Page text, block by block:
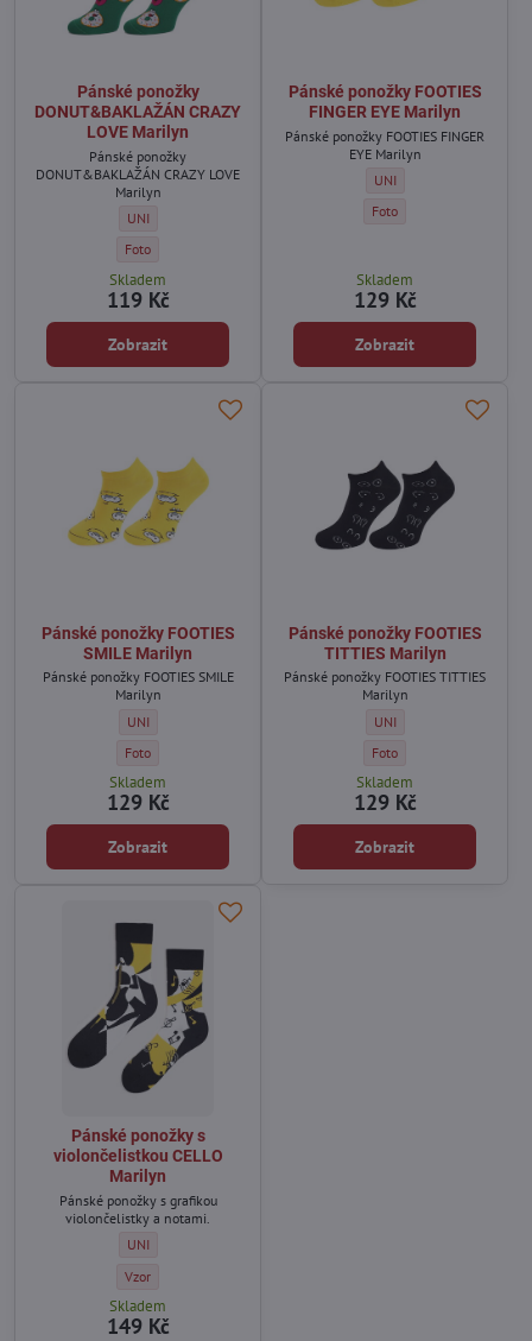
Pánské ponožky
DONUT&BAKLAŽÁN CRAZY
LOVE Marilyn
Pánské ponožky
DONUT&BAKLAŽÁN CRAZY LOVE
Marilyn
Pánské ponožky DONUT&BAKLAŽÁN CRAZY LOVE Marilyn -
UNI
Pánské ponožky DONUT&BAKLAŽÁN CRAZY LOVE Marilyn - Barva:
Foto
Skladem
119 Kč
Zobrazit
Pánské ponožky FOOTIES
FINGER EYE Marilyn
Pánské ponožky FOOTIES FINGER
EYE Marilyn
Pánské ponožky
UNI
Pánské ponožky FOOTIES
Foto
Skladem
129 Kč
Zobrazit
Pánské ponožky FOOTIES
SMILE Marilyn
Pánské ponožky FOOTIES SMILE
Marilyn
Pánské ponožky FOOTIES SMILE Marilyn - Velikost:
UNI
Pánské ponožky FOOTIES SMILE Marilyn - Barva:
Foto
Skladem
129 Kč
Zobrazit
Pánské ponožky FOOTIES
TITTIES Marilyn
Pánské ponožky FOOTIES TITTIES
Marilyn
Pánské ponožky
UNI
Pánské ponožky FOOTIES
Foto
Skladem
129 Kč
Zobrazit
Pánské ponožky s
violončelistkou CELLO
Marilyn
Pánské ponožky s grafikou
violončelistky a notami.
Pánské ponožky s violončelistkou CELLO Marilyn - Velikost:
UNI
Pánské ponožky s violončelistkou CELLO Marilyn - Barva:
Vzor
Skladem
149 Kč